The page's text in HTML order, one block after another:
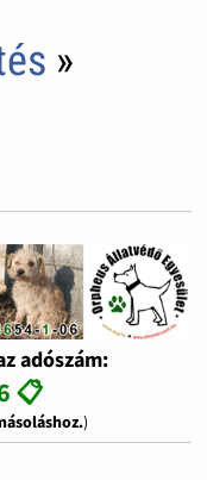
»
adószám:
📋
)